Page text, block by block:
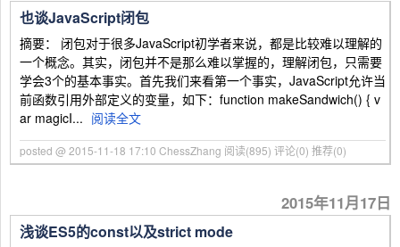
也谈JavaScript闭包
摘要： 闭包对于很多JavaScript初学者来说，都是比较难以理解的
一个概念。其实，闭包并不是那么难以掌握的，理解闭包，只需要
学会3个的基本事实。首先我们来看第一个事实，JavaScript允许当
前函数引用外部定义的变量，如下：function makeSandwich() { v
ar magicI... 阅读全文
posted @ 2015-11-18 17:10 ChessZhang 阅读(895) 评论(0) 推荐(0)
2015年11月17日
浅谈ES5的const以及strict mode